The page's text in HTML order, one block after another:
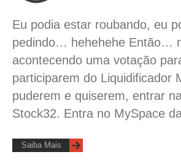
Eu podia estar roubando, eu
pedindo… hehehehe Então…
acontecendo uma votação
participarem do Liquidificador
puderem e quiserem, entrar
Stock32. Entra no MySpace
Saiba Mais